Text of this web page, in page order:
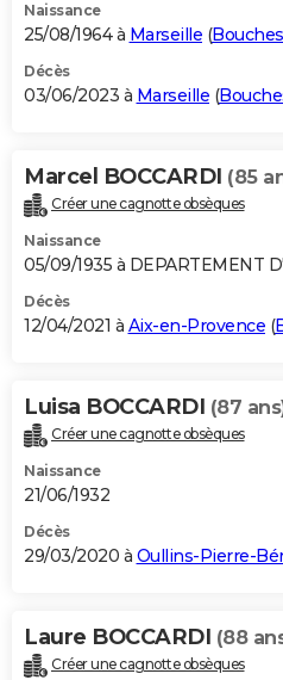
Naissance
25/08/1964 à Marseille (
Décès
03/06/2023 à Marseille (
Marcel BOCCARDI (85
Créer une cagnotte obsèques
Naissance
05/09/1935 à DEPARTEMENT
Décès
12/04/2021 à Aix-en-Provence (
Luisa BOCCARDI (87
Créer une cagnotte obsèques
Naissance
21/06/1932
Décès
29/03/2020 à Oullins-Pierre-
Laure BOCCARDI (88
Créer une cagnotte obsèques